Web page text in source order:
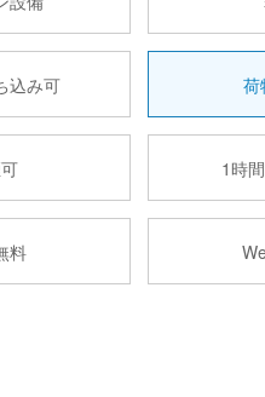
込み可 荷
1時
料